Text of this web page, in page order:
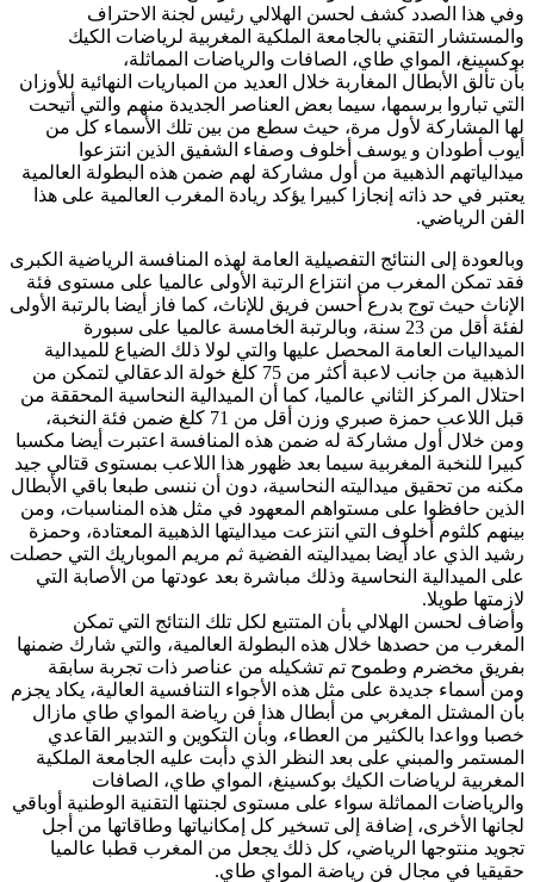
وفي هذا الصدد كشف لحسن الهلالي رئيس لجنة الاحتراف
والمستشار التقني بالجامعة الملكية المغربية لرياضات الكيك
بوكسينغ، المواي طاي، الصافات والرياضات المماثلة،
بأن تألق الأبطال المغاربة خلال العديد من المباريات النهائية للأوزان
التي تباروا برسمها، سيما بعض العناصر الجديدة منهم والتي أتيحت
لها المشاركة لأول مرة، حيث سطع من بين تلك الأسماء كل من
أيوب أطودان و يوسف أخلوف وصفاء الشفيق الذين انتزعوا
ميدالياتهم الذهبية من أول مشاركة لهم ضمن هذه البطولة العالمية
يعتبر في حد ذاته إنجازا كبيرا يؤكد ريادة المغرب العالمية على هذا
الفن الرياضي.
وبالعودة إلى النتائج التفصيلية العامة لهذه المنافسة الرياضية الكبرى
فقد تمكن المغرب من انتزاع الرتبة الأولى عالميا على مستوى فئة
الإناث حيث توج بدرع أحسن فريق للإناث، كما فاز أيضا بالرتبة الأولى
لفئة أقل من 23 سنة، وبالرتبة الخامسة عالميا على سبورة
الميداليات العامة المحصل عليها والتي لولا ذلك الضياع للميدالية
الذهبية من جانب لاعبة أكثر من 75 كلغ خولة الدعقالي لتمكن من
احتلال المركز الثاني عالميا، كما أن الميدالية النحاسية المحققة من
قبل اللاعب حمزة صبري وزن أقل من 71 كلغ ضمن فئة النخبة،
ومن خلال أول مشاركة له ضمن هذه المنافسة اعتبرت أيضا مكسبا
كبيرا للنخبة المغربية سيما بعد ظهور هذا اللاعب بمستوى قتالي جيد
مكنه من تحقيق ميداليته النحاسية، دون أن ننسى طبعا باقي الأبطال
الذين حافظوا على مستواهم المعهود في مثل هذه المناسبات، ومن
بينهم كلثوم أخلوف التي انتزعت ميداليتها الذهبية المعتادة، وحمزة
رشيد الذي عاد أيضا بميداليته الفضية ثم مريم الموباريك التي حصلت
على الميدالية النحاسية وذلك مباشرة بعد عودتها من الأصابة التي
لازمتها طويلا.
وأضاف لحسن الهلالي بأن المتتبع لكل تلك النتائج التي تمكن
المغرب من حصدها خلال هذه البطولة العالمية، والتي شارك ضمنها
بفريق مخضرم وطموح تم تشكيله من عناصر ذات تجربة سابقة
ومن أسماء جديدة على مثل هذه الأجواء التنافسية العالية، يكاد يجزم
بأن المشتل المغربي من أبطال هذا فن رياضة المواي طاي مازال
خصبا وواعدا بالكثير من العطاء، وبأن التكوين و التدبير القاعدي
المستمر والمبني على بعد النظر الذي دأبت عليه الجامعة الملكية
المغربية لرياضات الكيك بوكسينغ، المواي طاي، الصافات
والرياضات المماثلة سواء على مستوى لجنتها التقنية الوطنية أوباقي
لجانها الأخرى، إضافة إلى تسخير كل إمكانياتها وطاقاتها من أجل
تجويد منتوجها الرياضي، كل ذلك يجعل من المغرب قطبا عالميا
حقيقيا في مجال فن رياضة المواي طاي.